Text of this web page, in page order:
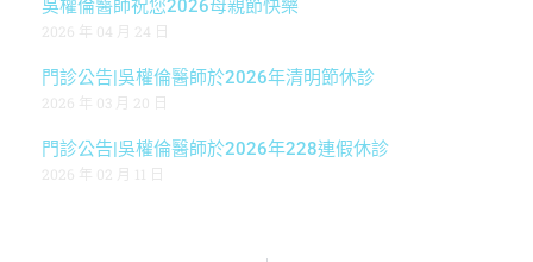
吳權倫醫師祝您2026母親節快樂
2026 年 04 月 24 日
門診公告|吳權倫醫師於2026年清明節休診
2026 年 03 月 20 日
門診公告|吳權倫醫師於2026年228連假休診
2026 年 02 月 11 日